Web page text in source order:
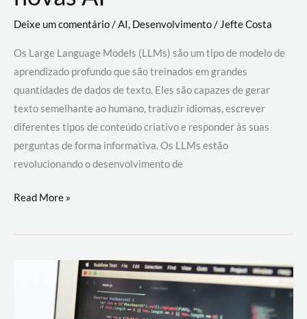
Deixe um comentário/AI, Desenvolvimento/ Jefte Costa
Os Large Language Models (LLMs) são um tipo de modelo de
aprendizado profundo que são treinados em grandes
quantidades de dados de texto. Eles são capazes de gerar
texto semelhante ao humano, traduzir idiomas, escrever
diferentes tipos de conteúdo criativo e responder às suas
perguntas de forma informativa. Os LLMs estão
revolucionando o desenvolvimento de
Large
Models
Read More »